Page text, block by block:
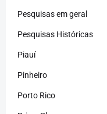
Pesquisas em geral
Pesquisas Históricas
Piauí
Pinheiro
Porto Rico